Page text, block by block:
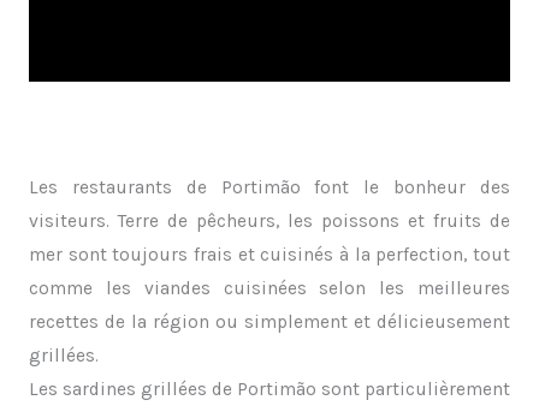
Les restaurants de Portimão font le bonheur des
visiteurs. Terre de pêcheurs, les poissons et fruits de
mer sont toujours frais et cuisinés à la perfection, tout
comme les viandes cuisinées selon les meilleures
recettes de la région ou simplement et délicieusement
grillées.
Les sardines grillées de Portimão sont particulièrement